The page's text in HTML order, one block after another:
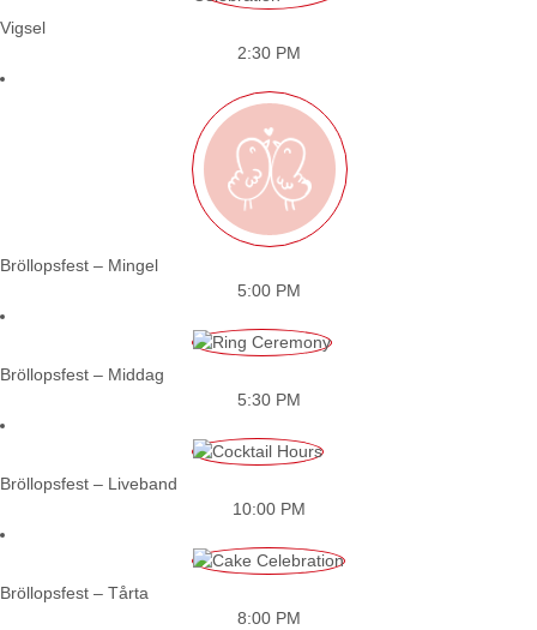
Vigsel
2:30 PM
Bröllopsfest – Mingel
5:00 PM
Bröllopsfest – Middag
5:30 PM
Bröllopsfest – Liveband
10:00 PM
Bröllopsfest – Tårta
8:00 PM